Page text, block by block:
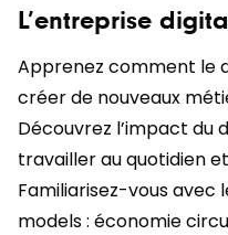
L’entreprise
Apprenez comment le
créer de nouveaux
Découvrez l’impact du
travailler au quotidien
Familiarisez-vous avec
models : économie